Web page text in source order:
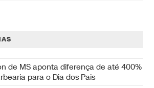
de MS aponta diferença de até 400%
para o Dia dos Pais